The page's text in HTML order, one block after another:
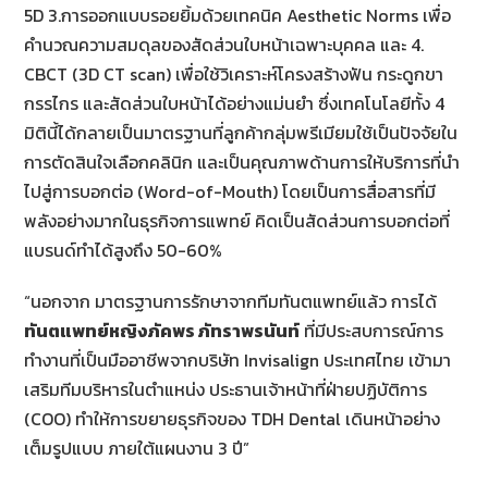
5D 3.การออกแบบรอยยิ้มด้วยเทคนิค Aesthetic Norms เพื่อ
คำนวณความสมดุลของสัดส่วนใบหน้าเฉพาะบุคคล และ 4.
CBCT (3D CT scan) เพื่อใช้วิเคราะห์โครงสร้างฟัน กระดูกขา
กรรไกร และสัดส่วนใบหน้าได้อย่างแม่นยำ ซึ่งเทคโนโลยีทั้ง 4
มิตินี้ได้กลายเป็นมาตรฐานที่ลูกค้ากลุ่มพรีเมียมใช้เป็นปัจจัยใน
การตัดสินใจเลือกคลินิก และเป็นคุณภาพด้านการให้บริการที่นำ
ไปสู่การบอกต่อ (Word-of-Mouth) โดยเป็นการสื่อสารที่มี
พลังอย่างมากในธุรกิจการแพทย์ คิดเป็นสัดส่วนการบอกต่อที่
แบรนด์ทำได้สูงถึง 50-60%
“นอกจาก มาตรฐานการรักษาจากทีมทันตแพทย์แล้ว การได้
ทันตแพทย์หญิงภัคพร ภัทราพรนันท์ ที่มีประสบการณ์การ
ทำงานที่เป็นมืออาชีพจากบริษัท Invisalign ประเทศไทย เข้ามา
เสริมทีมบริหารในตำแหน่ง ประธานเจ้าหน้าที่ฝ่ายปฏิบัติการ
(COO) ทำให้การขยายธุรกิจของ TDH Dental เดินหน้าอย่าง
เต็มรูปแบบ ภายใต้แผนงาน 3 ปี”